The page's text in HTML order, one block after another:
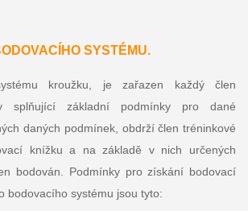
SYSTÉMU.
kroužku, je zařazen každý člen
splňující základní podmínky pro dané
daných podmínek, obdrží člen tréninkové
knížku a na základě v nich určených
bodován. Podmínky pro získání bodovací
bodovacího systému jsou tyto: